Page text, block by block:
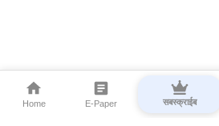
Home E-Paper सबस्क्राईब